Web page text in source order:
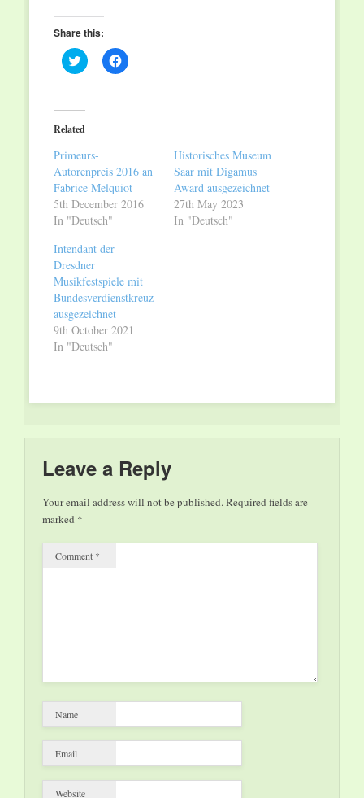
Share this:
Click
to
(Opens
in
new
Click
to
Related
Primeurs-
Autorenpreis 2016 an
Fabrice Melquiot
5th December 2016
In "Deutsch"
Historisches Museum
Saar mit Digamus
Award ausgezeichnet
27th May 2023
In "Deutsch"
Intendant der
Dresdner
Musikfestspiele mit
Bundesverdienstkreuz
ausgezeichnet
9th October 2021
In "Deutsch"
Leave a Reply
Your email address will not be published.Required fields are
marked *
Comment *
Name
Email
Website